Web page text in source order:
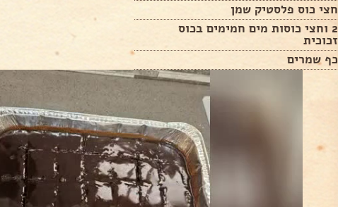
חצי כוס פלסטיק שמן
2 וחצי כוסות מים חמימים בכוס
זכוכית
כף שמרים